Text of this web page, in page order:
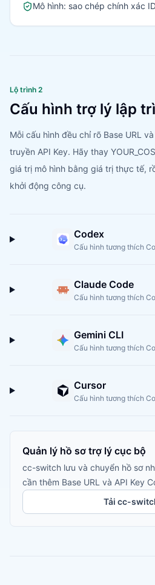
Mô hình: sao chép chính xác
Lộ trình 2
Cấu hình trợ lý lập
Mỗi cấu hình đều chỉ rõ Base URL
truyền API Key. Hãy thay
giá trị mô hình bằng giá trị thực tế,
khởi động công cụ.
Codex
Cấu hình tương thích
Claude Code
Cấu hình tương thích
Gemini CLI
Cấu hình tương thích
Cursor
Cấu hình tương thích
Quản lý hồ sơ trợ lý cục bộ
cc-switch lưu và chuyển hồ sơ
cần thêm Base URL và API Key
Tải cc-